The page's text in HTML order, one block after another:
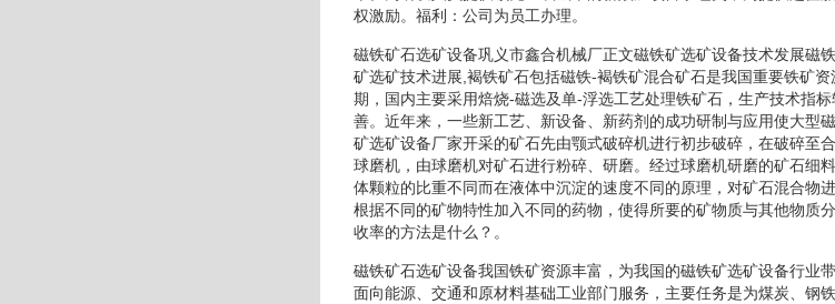
权激励。福利：公司为员工办理。
磁铁矿石选矿设备巩义市鑫合机械厂正文磁铁矿选矿设备技术发展磁
矿选矿技术进展,褐铁矿石包括磁铁-褐铁矿混合矿石是我国重要铁矿
期，国内主要采用焙烧-磁选及单-浮选工艺处理铁矿石，生产技术指
善。近年来，一些新工艺、新设备、新药剂的成功研制与应用使大型
矿选矿设备厂家开采的矿石先由颚式破碎机进行初步破碎，在破碎至
球磨机，由球磨机对矿石进行粉碎、研磨。经过球磨机研磨的矿石细
体颗粒的比重不同而在液体中沉淀的速度不同的原理，对矿石混合物
根据不同的矿物特性加入不同的药物，使得所要的矿物质与其他物质
收率的方法是什么？。
磁铁矿石选矿设备我国铁矿资源丰富，为我国的磁铁矿选矿设备行业
面向能源、交通和原材料基础工业部门服务，主要任务是为煤炭、钢